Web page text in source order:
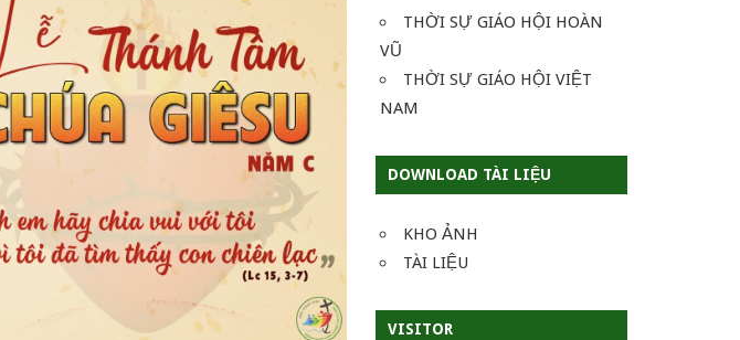
THỜI SỰ GIÁO HỘI HOÀN
VŨ
THỜI SỰ GIÁO HỘI VIỆT
NAM
DOWNLOAD TÀI LIỆU
KHO ẢNH
TÀI LIỆU
VISITOR